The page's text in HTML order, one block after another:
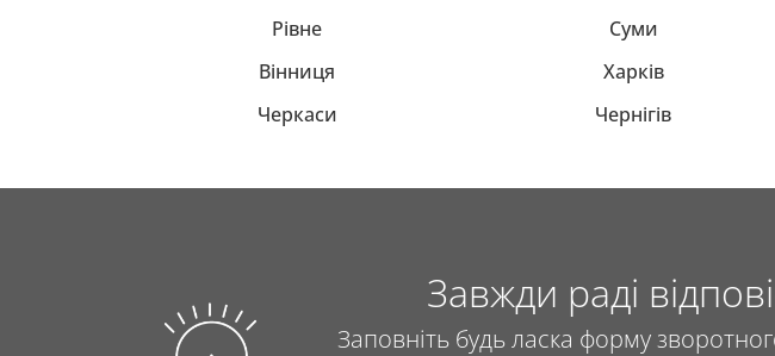
Рівне
Суми
Вінниця
Харків
Черкаси
Чернігів
Завжди раді
Заповніть будь ласка форму